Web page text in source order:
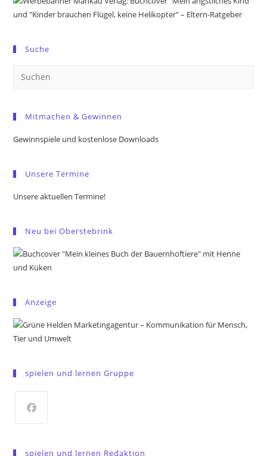
Suche
Mitmachen & Gewinnen
Gewinnspiele und kostenlose Downloads
Unsere Termine
Unsere aktuellen Termine!
Neu bei Oberstebrink
Anzeige
spielen und lernen Gruppe
spielen und lernen Redaktion